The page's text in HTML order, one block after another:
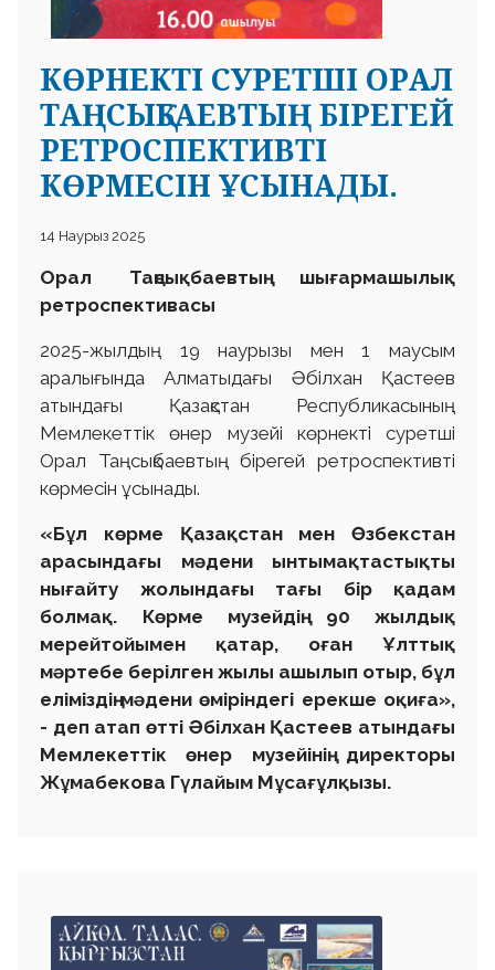
КӨРНЕКТІ СУРЕТШІ ОРАЛ
ТАҢСЫҚБАЕВТЫҢ БІРЕГЕЙ
РЕТРОСПЕКТИВТІ
КӨРМЕСІН ҰСЫНАДЫ.
14 Наурыз 2025
Орал Таңсықбаевтың шығармашылық
ретроспективасы
2025-жылдың 19 наурызы мен 1 маусым
аралығында Алматыдағы Әбілхан Қастеев
атындағы Қазақстан Республикасының
Мемлекеттік өнер музейі көрнекті суретші
Орал Таңсықбаевтың бірегей ретроспективті
көрмесін ұсынады.
«Бұл көрме Қазақстан мен Өзбекстан
арасындағы мәдени ынтымақтастықты
нығайту жолындағы тағы бір қадам
болмақ. Көрме музейдің 90 жылдық
мерейтойымен қатар, оған Ұлттық
мәртебе берілген жылы ашылып отыр, бұл
еліміздің мәдени өміріндегі ерекше оқиға»,
- деп атап өтті Әбілхан Қастеев атындағы
Мемлекеттік өнер музейінің директоры
Жұмабекова Гүлайым Мұсағұлқызы.